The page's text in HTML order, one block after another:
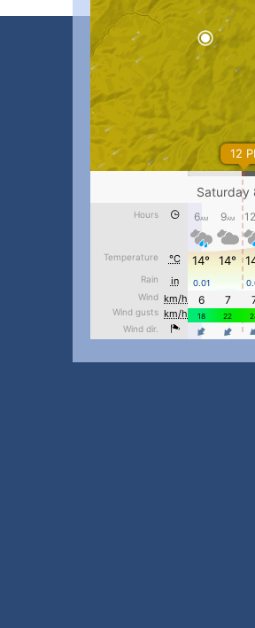
pimrec_project
#PipIvanToday...
pimrec_project